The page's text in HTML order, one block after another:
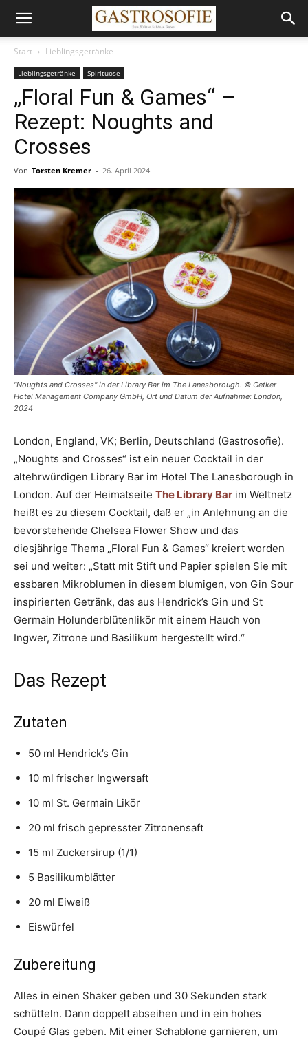
Start Lieblingsgetränke
Lieblingsgetränke Spirituose
„Floral Fun & Games“ –
Rezept: Noughts and
Crosses
Von Torsten Kremer - 26. April 2024
"Noughts and Crosses" in der Library Bar im The Lanesborough. © Oetker
Hotel Management Company GmbH, Ort und Datum der Aufnahme: London,
2024
London, England, VK; Berlin, Deutschland (Gastrosofie).
„Noughts and Crosses“ ist ein neuer Cocktail in der
altehrwürdigen Library Bar im Hotel The Lanesborough in
London. Auf der Heimatseite The Library Bar im Weltnetz
heißt es zu diesem Cocktail, daß er „in Anlehnung an die
bevorstehende Chelsea Flower Show und das
diesjährige Thema „Floral Fun & Games“ kreiert worden
sei und weiter: „Statt mit Stift und Papier spielen Sie mit
essbaren Mikroblumen in diesem blumigen, von Gin Sour
inspirierten Getränk, das aus Hendrick’s Gin und St
Germain Holunderblütenlikör mit einem Hauch von
Ingwer, Zitrone und Basilikum hergestellt wird.“
Das Rezept
Zutaten
50 ml Hendrick’s Gin
10 ml frischer Ingwersaft
10 ml St. Germain Likör
20 ml frisch gepresster Zitronensaft
15 ml Zuckersirup (1/1)
5 Basilikumblätter
20 ml Eiweiß
Eiswürfel
Zubereitung
Alles in einen Shaker geben und 30 Sekunden stark
schütteln. Dann doppelt abseihen und in ein hohes
Coupé Glas geben. Mit einer Schablone garnieren, um